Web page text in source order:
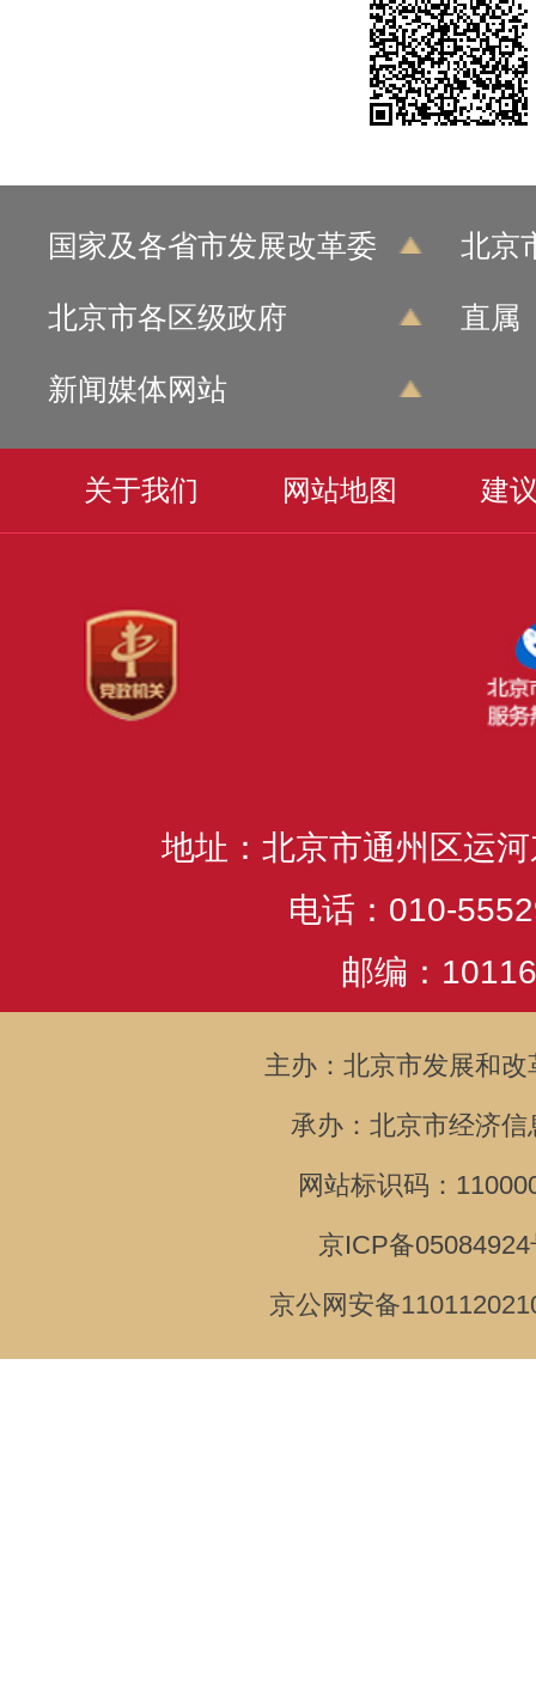
国家及各省市发展改革委 北京
北京市各区级政府 直属
新闻媒体网站
关于我们 网站地图 建
地址：北京市通州区运
电话：010-
邮编：
主办：北京市发展和改
承办：北京市经济信
网站标识码：
京ICP备
京公网安备